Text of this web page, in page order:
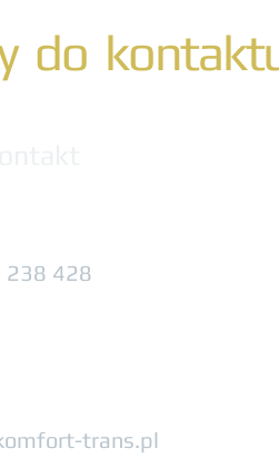
do
238 428
trans.pl